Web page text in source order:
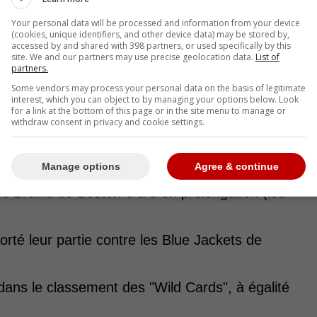
3 à 1 contre les Devils du New Jersey ;
Bruins de Boston 6 à 5 en prolongation (les
leur partie contre les Blue Jackets de
le classement des "Wild Cards", à égalité
Your personal data will be processed and information from your device
(cookies, unique identifiers, and other device data) may be stored by,
accessed by and shared with 398 partners, or used specifically by this
site. We and our partners may use precise geolocation data. List of
partners.
Some vendors may process your personal data on the basis of legitimate
interest, which you can object to by managing your options below. Look
for a link at the bottom of this page or in the site menu to manage or
withdraw consent in privacy and cookie settings.
Agree & continue
Manage options